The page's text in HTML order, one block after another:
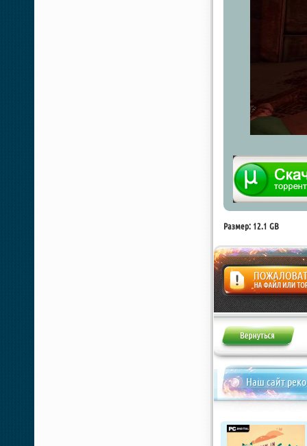
Размер: 12.1 GB
Жалоба
Наш сайт